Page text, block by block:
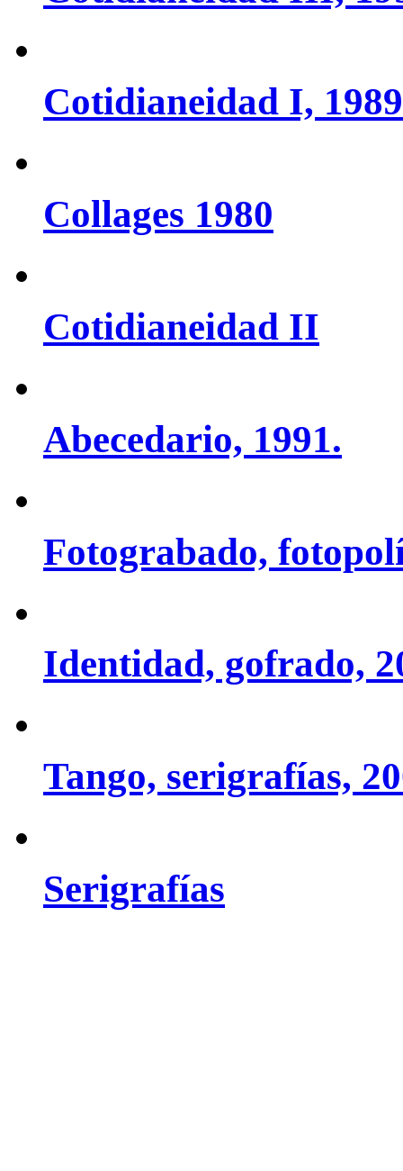
Cotidianeidad I,
Collages 1980
Cotidianeidad II
Abecedario, 1991.
Fotograbado,
Identidad, gofrado,
Tango, serigrafías,
Serigrafías